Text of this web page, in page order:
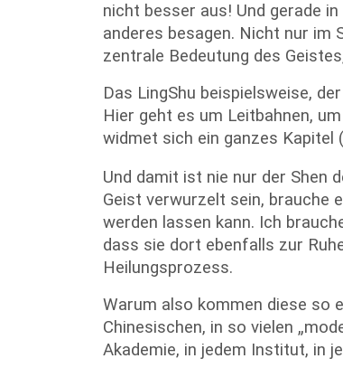
nicht besser aus! Und gerade
anderes besagen. Nicht nur im
zentrale Bedeutung des
Das LingShu beispielsweise,
Hier geht es um Leitbahnen,
widmet sich ein ganzes Kapitel
Und damit ist nie nur der Shen
Geist verwurzelt sein, brauche
werden lassen kann. Ich
dass sie dort ebenfalls zur
Heilungsprozess.
Warum also kommen diese so
Chinesischen, in so vielen
Akademie, in jedem Institut, in